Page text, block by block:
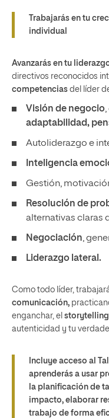
Trabajarás en tu
individual
Avanzarás en tu
directivos reconocidos
competencias del líder
Visión de negocio
adaptabilidad,
Autoliderazgo e
Inteligencia
Gestión,
Resolución de
alternativas claras
Negociación,
Liderazgo lateral.
Como todo líder,
comunicación,
enganchar, el storytelling
autenticidad y tu
Incluye acceso al
aprenderás a usar
la planificación de
impacto, elaborar
trabajo de forma